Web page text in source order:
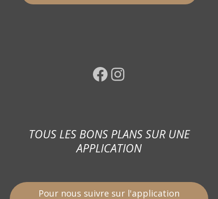
Facebook Instagram
TOUS LES BONS PLANS SUR UNE
APPLICATION
Pour nous suivre sur l'application